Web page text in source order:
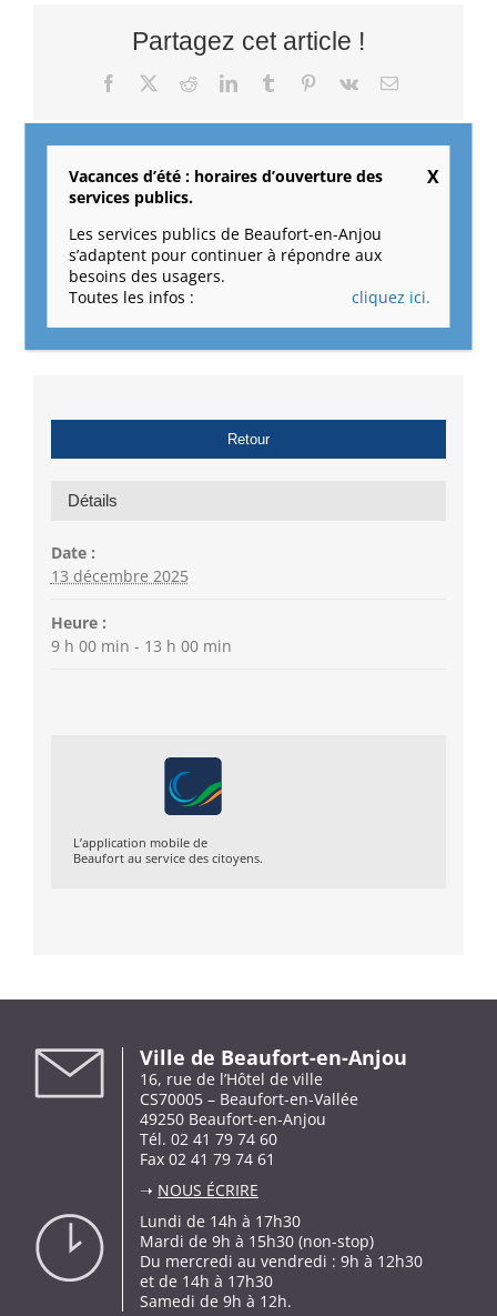
Partagez cet article !
Facebook RedditLinkedInTumblr Pinterest
Vk Email
Les permanences citoyennes prennent
des vacances
spéciale Noël
Retour
Détails
Date :
13 décembre 2025
Heure :
9 h 00 min - 13 h 00 min
L’application mobile de
Beaufort au service des citoyens.
Ville de Beaufort-en-Anjou
16, rue de l’Hôtel de ville
CS70005 – Beaufort-en-Vallée
49250 Beaufort-en-Anjou
Tél. 02 41 79 74 60
Fax 02 41 79 74 61
➝ NOUS ÉCRIRE
Lundi de 14h à 17h30
Mardi de 9h à 15h30 (non-stop)
Du mercredi au vendredi : 9h à 12h30
et de 14h à 17h30
Samedi de 9h à 12h.
Vacances d’été : horaires d’ouverture des
services publics.
Les services publics de Beaufort-en-Anjou
s’adaptent pour continuer à répondre aux
besoins des usagers.
Toutes les infos :
cliquez ici.